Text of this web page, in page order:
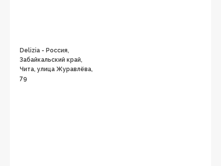
Delizia - Россия,
Забайкальский край,
Чита, улица Журавлёва,
79